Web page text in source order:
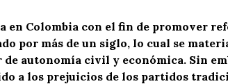
en Colombia con el fin de promover
por más de un siglo, lo cual se
autonomía civil y económica. Sin
a los prejuicios de los partidos